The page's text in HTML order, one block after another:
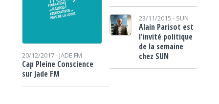
20/12/2017 - JADE FM
Cap Pleine Conscience
sur Jade FM
23/11/2015 - SUN
Alain Parisot est
l'invité politique
de la semaine
chez SUN